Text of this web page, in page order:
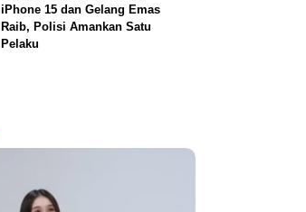
iPhone 15 dan Gelang Emas
Raib, Polisi Amankan Satu
Pelaku